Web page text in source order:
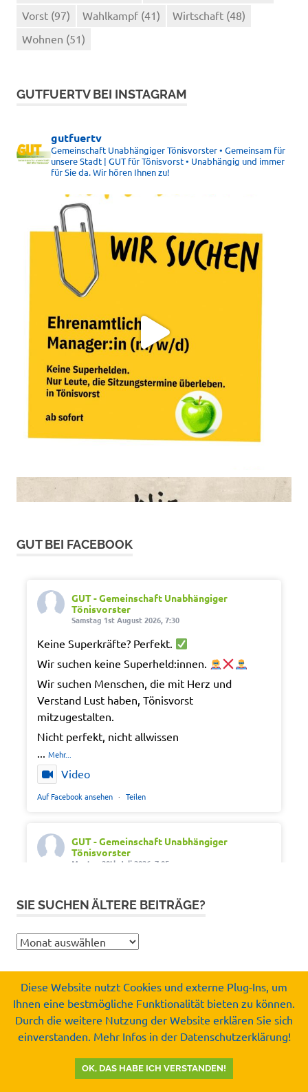
Vorst (97) Wahlkampf (41) Wirtschaft (48)
Wohnen (51)
GUTFUERTV BEI INSTAGRAM
gutfuertv
Gemeinschaft Unabhängiger Tönisvorster • Gemeinsam für
unsere Stadt | GUT für Tönisvorst • Unabhängig und immer
für Sie da. Wir hören Ihnen zu!
GUT BEI FACEBOOK
GUT - Gemeinschaft Unabhängiger
Tönisvorster
Samstag 1st August 2026, 7:30
Keine Superkräfte? Perfekt.
Wir suchen keine Superheld:innen.
Wir suchen Menschen, die mit Herz und
Verstand Lust haben, Tönisvorst
mitzugestalten.
Nicht perfekt, nicht allwissen
... Mehr...
Video
Auf Facebook ansehen · Teilen
GUT - Gemeinschaft Unabhängiger
Tönisvorster
Montag 20th Juli 2026, 7:05
Wir wünschen schöne Ferien, Sonne und gute
#SommerferienNRW2026
#gemeinschaftunabhaengigertönisvorster
#tönisvorst
Video
SIE SUCHEN ÄLTERE BEITRÄGE?
Sie
ältere
Beiträge?
Copyright by
Gemeinschaft Unabhängiger Tönisvorster e.V.
© 2008-2026
Diese Website nutzt Cookies und externe Plug-Ins, um
Ihnen eine bestmögliche Funktionalität bieten zu können.
Durch die weitere Nutzung der Website erklären Sie sich
einverstanden. Mehr Infos in der Datenschutzerklärung!
OK, DAS HABE ICH VERSTANDEN!